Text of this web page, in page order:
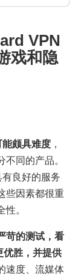
VPN
戏和隐
颇具难度 ，
同的产品。
良好的服务
些因素都很重
。
苛的测试，看
胜，并提供
速度、流媒体